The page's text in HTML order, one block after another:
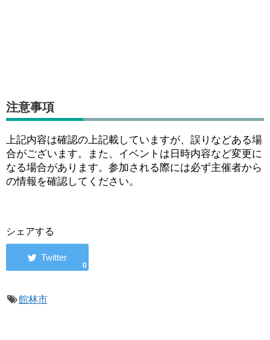
注意事項
上記内容は確認の上記載していますが、誤りなどある場
合がございます。また、イベントは日時内容など変更に
なる場合があります。参加される際には必ず主催者から
の情報を確認してください。
シェアする
0
館林市